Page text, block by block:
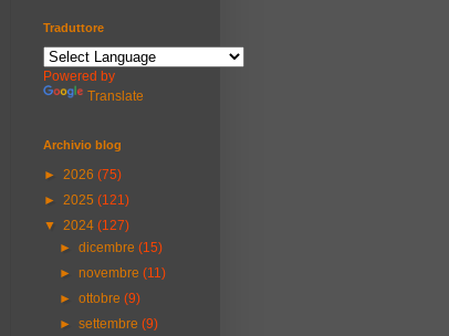
Traduttore
Powered by
Translate
Archivio blog
► 2026 (75)
► 2025 (121)
▼ 2024 (127)
►dicembre(15)
►novembre(11)
►ottobre(9)
►settembre(9)